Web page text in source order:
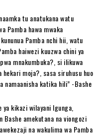
tu anatukana watu
Pamba hawa mwaka
Pamba nchi hii, watu
haiwezi kuuzwa chini ya
mnakumbuka?, si ilikuwa
hekari moja?, sasa siruhusu huo
namaanisha katika hili” -Bashe
kikazi wilayani Igunga,
Bashe amekutana na viongozi
na wakulima wa Pamba